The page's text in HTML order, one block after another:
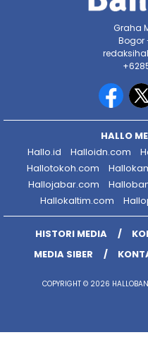
Graha
Bogor
HALLO
Hallo.id
Halloidn.com
Hallotokoh.com
Hallojabar.com
Hallokaltim.com
HISTORI MEDIA
MEDIA SIBER
COPYRIGHT © 2026